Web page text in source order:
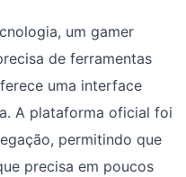
um gamer
de ferramentas
uma interface
A plataforma oficial foi
permitindo que
precisa em poucos